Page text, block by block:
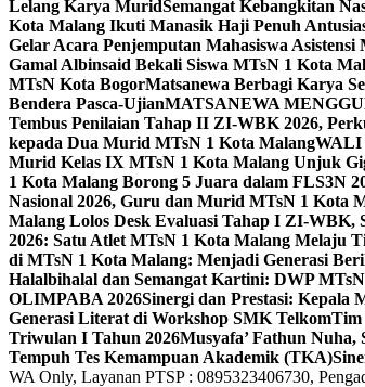
Lelang Karya MuridSemangat Kebangkitan
Kota Malang Ikuti Manasik Haji Penuh
Gelar Acara Penjemputan Mahasiswa
Gamal Albinsaid Bekali Siswa MTsN 1 Kota
MTsN Kota BogorMatsanewa Berbagi Karya
Bendera Pasca-UjianMATSANEWA
Tembus Penilaian Tahap II ZI-WBK 2026,
kepada Dua Murid MTsN 1 Kota MalangWALI
Murid Kelas IX MTsN 1 Kota Malang Unjuk
1 Kota Malang Borong 5 Juara dalam FLS3N
Nasional 2026, Guru dan Murid MTsN 1 Kota
Malang Lolos Desk Evaluasi Tahap I ZI-WBK,
2026: Satu Atlet MTsN 1 Kota Malang Melaju
di MTsN 1 Kota Malang: Menjadi Generasi
Halalbihalal dan Semangat Kartini: DWP
OLIMPABA 2026Sinergi dan Prestasi: Kepala
Generasi Literat di Workshop SMK TelkomTim
Triwulan I Tahun 2026Musyafa’ Fathun
Tempuh Tes Kemampuan Akademik (TKA)
WA Only, Layanan PTSP : 0895323406730,